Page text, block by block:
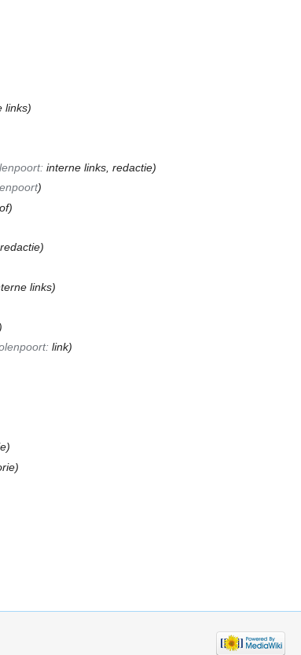
links)
interne links, redactie)
)
redactie)
links)
link)
)
)